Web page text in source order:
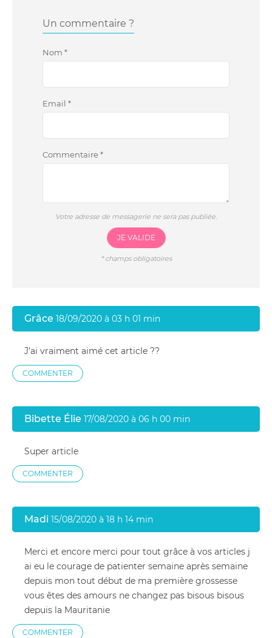
Un commentaire ?
Nom *
Email *
Commentaire*
Votre adresse de messagerie ne sera pas publiée.
JE VALIDE
*champs obligatoires
Grâce 18/09/2020 à 03 h 01 min
J’ai vraiment aimé cet article ??
COMMENTER
Bibette Élie 17/08/2020 à 06 h 00 min
Super article
COMMENTER
Madi 15/08/2020 à 18 h 14 min
Merci et encore merci pour tout grâce à vos articles j
ai eu le courage de patienter semaine après semaine
depuis mon tout début de ma première grossesse
vous êtes des amours ne changez pas bisous bisous
depuis la Mauritanie
COMMENTER